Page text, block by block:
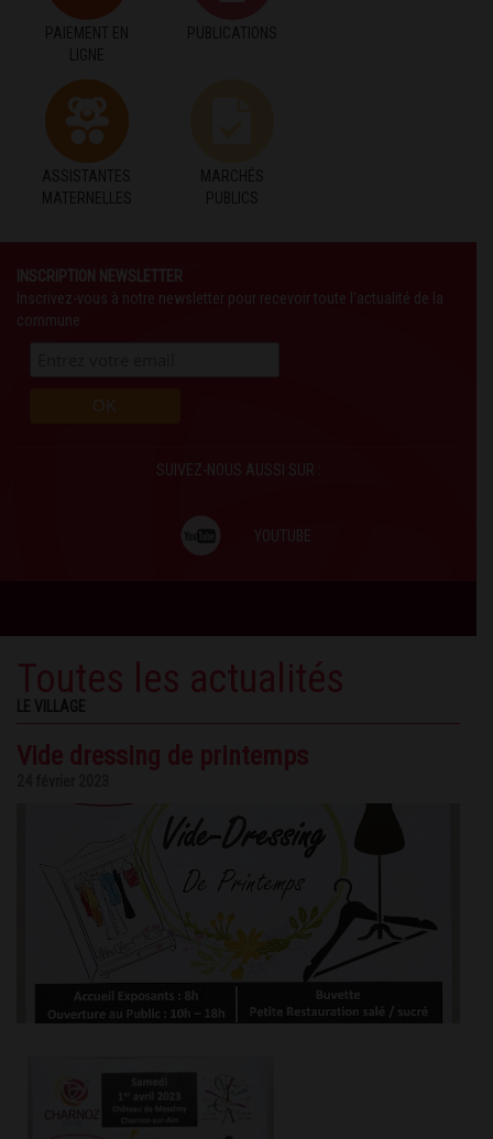
PAIEMENT EN
LIGNE
PUBLICATIONS
ASSISTANTES
MATERNELLES
MARCHÉS
PUBLICS
INSCRIPTION NEWSLETTER
Inscrivez-vous à notre newsletter pour recevoir toute l'actualité de la
commune
SUIVEZ-NOUS AUSSI SUR :
YOUTUBE
Toutes les actualités
LE VILLAGE
Vide dressing de printemps